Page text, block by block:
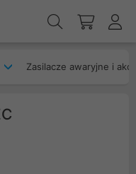
Zasilacze awaryjne i